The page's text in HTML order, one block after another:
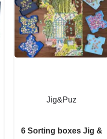
Jig&Puz
6 Sorting boxes Jig &